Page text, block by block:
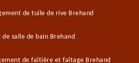
de tuile de rive Brehand
salle de bain Brehand
de faîtière et faîtage Brehand